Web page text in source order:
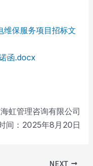
保服务项目招标文
函.docx
虹管理咨询有限公司
间：2025年8月20日
NEXT